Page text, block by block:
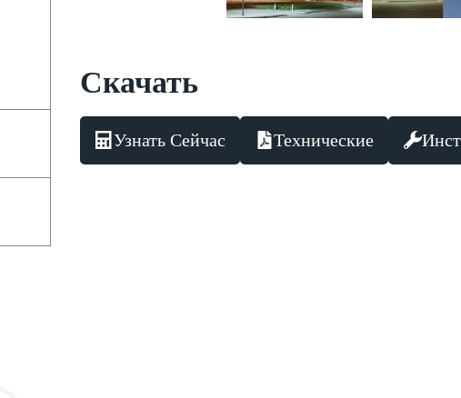
Скачать
Узнать Сейчас Технические